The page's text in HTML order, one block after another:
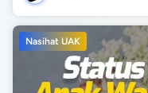
Nasihat UAK